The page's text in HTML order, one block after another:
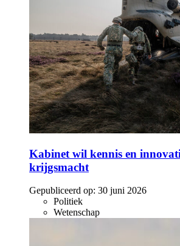
Kabinet wil kennis en
krijgsmacht
Gepubliceerd op: 30 juni 2026
Politiek
Wetenschap